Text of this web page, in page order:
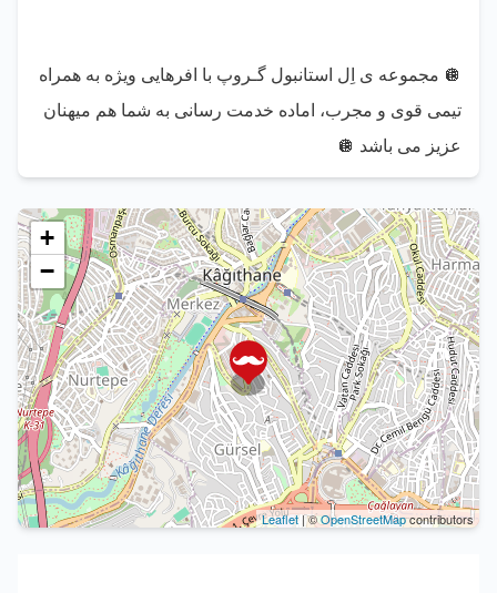
عزیز می باشد 🪩
+
−
Leaflet| ©OpenStreetMapcontributors